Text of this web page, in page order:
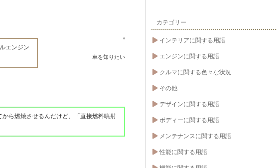
車を知りたい
エンジン
ら燃焼させるんだけど、「直接燃料噴射
カテゴリー
インテリアに関する用語
エンジンに関する用語
クルマに関する色々な状況
その他
デザインに関する用語
ボディーに関する用語
メンテナンスに関する用語
性能に関する用語